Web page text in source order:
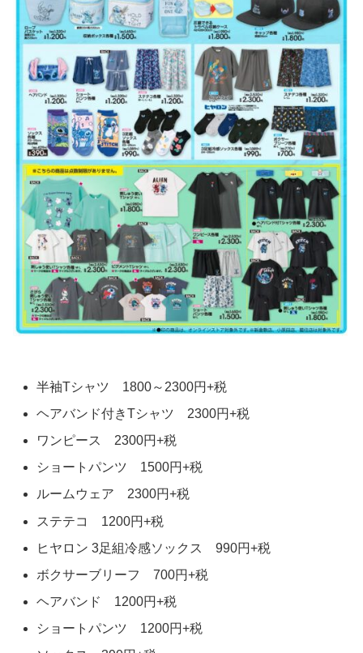
半袖Tシャツ 1800～2300円+税
ヘアバンド付きTシャツ 2300円+税
ワンピース 2300円+税
ショートパンツ 1500円+税
ルームウェア 2300円+税
ステテコ 1200円+税
ヒヤロン 3足組冷感ソックス 990円+税
ボクサーブリーフ 700円+税
ヘアバンド 1200円+税
ショートパンツ 1200円+税